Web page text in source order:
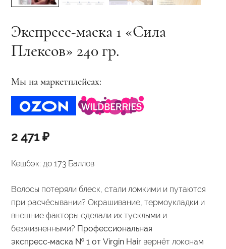
Экспресс-маска 1 «Сила
Плексов» 240 гр.
Мы на маркетплейсах:
2 471₽
Кешбэк: до 173 Баллов
Волосы потеряли блеск, стали ломкими и путаются
при расчёсывании? Окрашивание, термоукладки и
внешние факторы сделали их тусклыми и
безжизненными? Профессиональная
экспресс‑маска № 1 от Virgin Hairвернёт локонам